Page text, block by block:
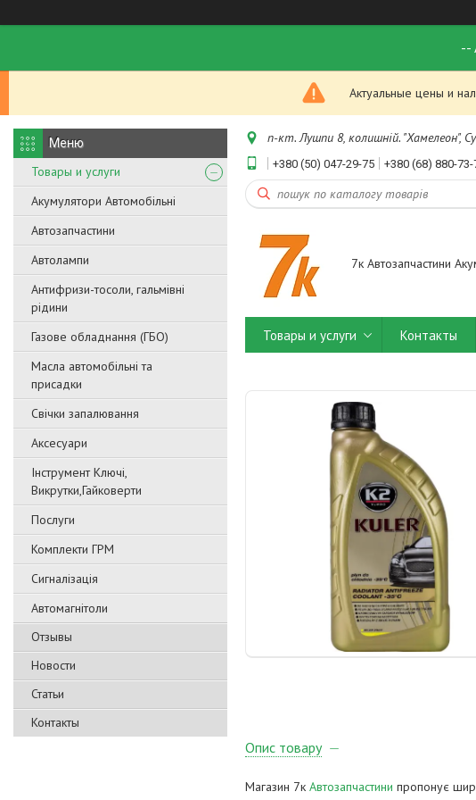
--
Актуальные цены и
Товары и услуги
Акумулятори Автомобільні
Автозапчастини
Автолампи
Антифризи-тосоли, гальмівні
рідини
Газове обладнання (ГБО)
Масла автомобільні та
присадки
Свічки запалювання
Аксесуари
Інструмент Ключі,
Викрутки,Гайковерти
Послуги
Комплекти ГРМ
Сигналізація
Автомагнітоли
Отзывы
Новости
Статьи
Контакты
п-кт. Лушпи 8, колишній. "Хамелеон",
+380 (50) 047-29-75 +380 (68) 880-73-
7к Автозапчастини
Товары и услуги Контакты
Опис товару
Магазин 7к Автозапчастини пропонує